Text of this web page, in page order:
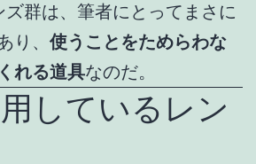
群は、筆者にとってまさに
り、 使うことをためらわな
れる道具なのだ。
しているレン